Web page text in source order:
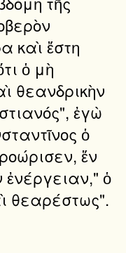
καὶ ἔστη
ὁ μὴ
θεανδρικὴν
ἐγὼ
ὁ
ἕν
ὁ
θεαρέστως".